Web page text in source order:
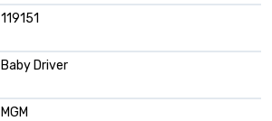
119151
Baby Driver
MGM